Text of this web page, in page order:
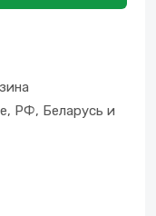
РФ, Беларусь и